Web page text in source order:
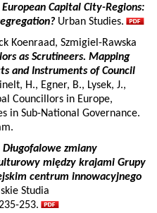
Capital City-Regions:
Urban Studies.
Koenraad, Szmigiel-Rawska
as Scrutineers. Mapping
and Instruments of Council
H., Egner, B., Lysek, J.,
Councillors in Europe,
in Sub-National Governance.
Długofalowe zmiany
między krajami Grupy
centrum innowacyjnego
Studia
253.